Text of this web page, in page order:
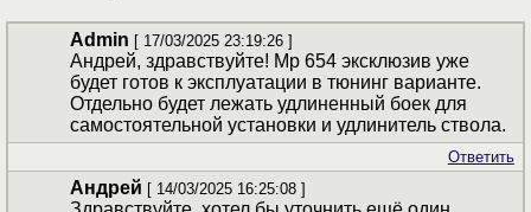
Admin [ 17/03/2025 23:19:26 ]
Андрей, здравствуйте! Мр 654 эксклюзив уже
будет готов к эксплуатации в тюнинг варианте.
Отдельно будет лежать удлиненный боек для
самостоятельной установки и удлинитель ствола.
Ответить
Андрей [ 14/03/2025 16:25:08 ]